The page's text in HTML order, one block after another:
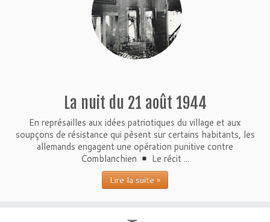
La nuit du 21 août 1944
En représailles aux idées patriotiques du village et aux
soupçons de résistance qui pèsent sur certains habitants, les
allemands engagent une opération punitive contre
Comblanchien
Le récit ...
Lire la suite »